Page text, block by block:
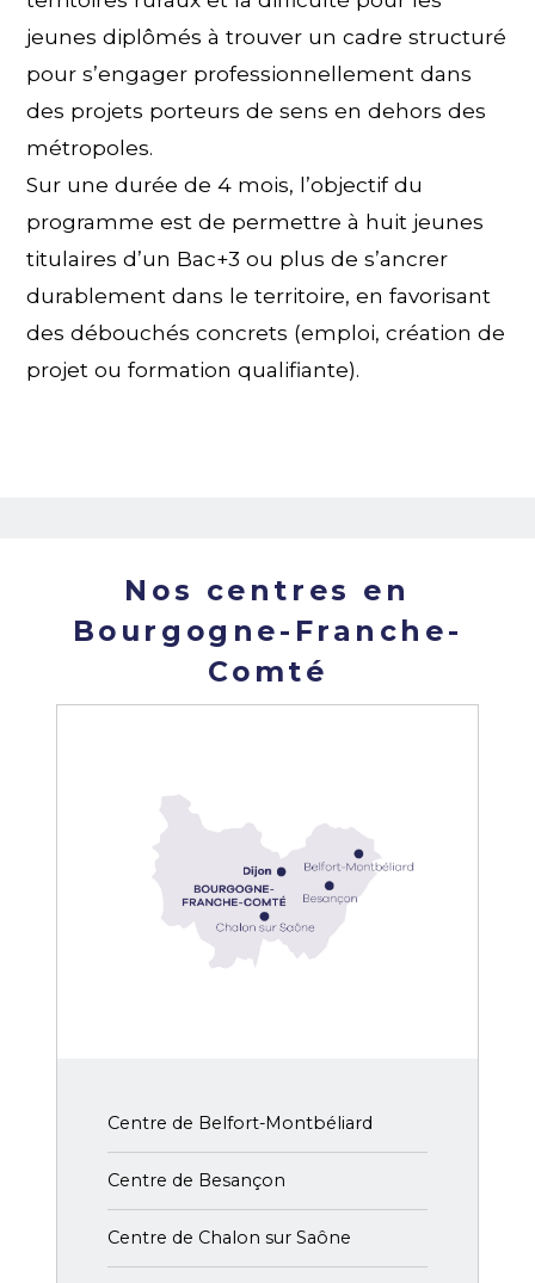
jeunes diplômés à trouver un cadre structuré
pour s’engager professionnellement dans
des projets porteurs de sens en dehors des
métropoles.
Sur une durée de 4 mois, l’objectif du
programme est de permettre à huit jeunes
titulaires d’un Bac+3 ou plus de s’ancrer
durablement dans le territoire, en favorisant
des débouchés concrets (emploi, création de
projet ou formation qualifiante).
Nos centres en
Bourgogne-Franche-
Comté
Centre de Belfort-Montbéliard
Centre de Besançon
Centre de Chalon sur Saône